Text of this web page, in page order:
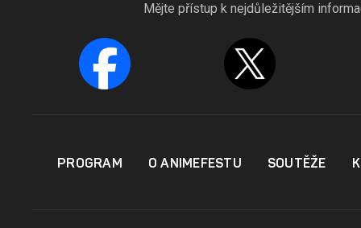
Mějte přístup k nejdůležitějším
PROGRAM O ANIMEFESTU SOUTĚŽE